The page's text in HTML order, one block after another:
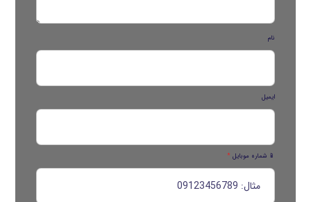
نام
ایمیل
📱 شماره موبایل *